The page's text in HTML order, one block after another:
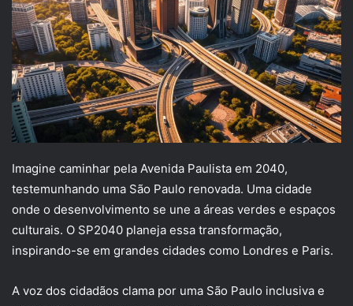
Imagine caminhar pela Avenida Paulista em 2040,
testemunhando uma São Paulo renovada. Uma cidade
onde o desenvolvimento se une a áreas verdes e espaços
culturais. O SP2040 planeja essa transformação,
inspirando-se em grandes cidades como Londres e Paris.
A voz dos cidadãos clama por uma São Paulo inclusiva e